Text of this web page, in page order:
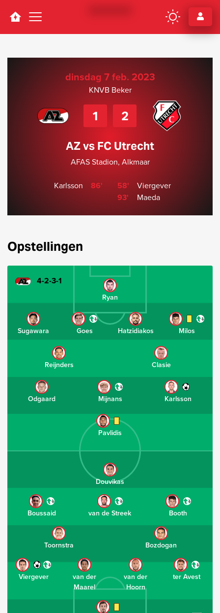
Navigation
dinsdag 7 feb. 2023
KNVB Beker
1 2
AZ vs FC Utrecht
AFAS Stadion, Alkmaar
Karlsson 86' 58'
Viergever
93'
Maeda
Opstellingen
4-2-3-1
Ryan
Sugawara Goes Hatzidiakos Milos
Reijnders Clasie
Odgaard Mijnans Karlsson
Pavlidis
ter Avest
van der
Hoorn
van der
Maarel
Viergever
Bozdogan
Toornstra
Booth
van de Streek
Boussaid
Douvikas